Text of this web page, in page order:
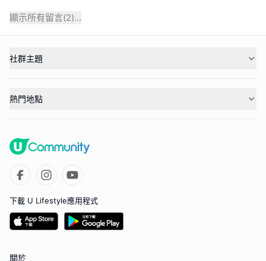
顯示所有留言(2)...
社群主題
熱門地點
下載 U Lifestyle應用程式
關於